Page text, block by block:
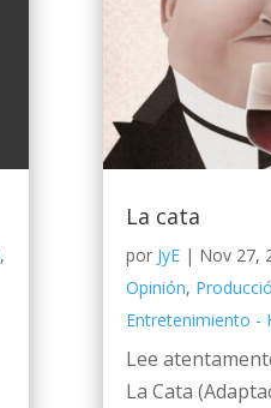
,
La cata
por JyE| Nov 27,
Opinión,
Entretenimiento -
Lee
La Cata